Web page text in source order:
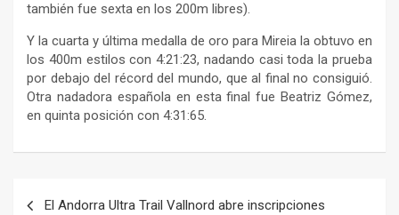
también fue sexta en los 200m libres).
Y la cuarta y última medalla de oro para Mireia la obtuvo en
los 400m estilos con 4:21:23, nadando casi toda la prueba
por debajo del récord del mundo, que al final no consiguió.
Otra nadadora española en esta final fue Beatriz Gómez,
en quinta posición con 4:31:65.
El Andorra Ultra Trail Vallnord abre inscripciones